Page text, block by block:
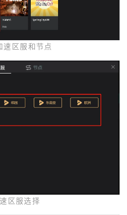
速区服和节点
区服选择